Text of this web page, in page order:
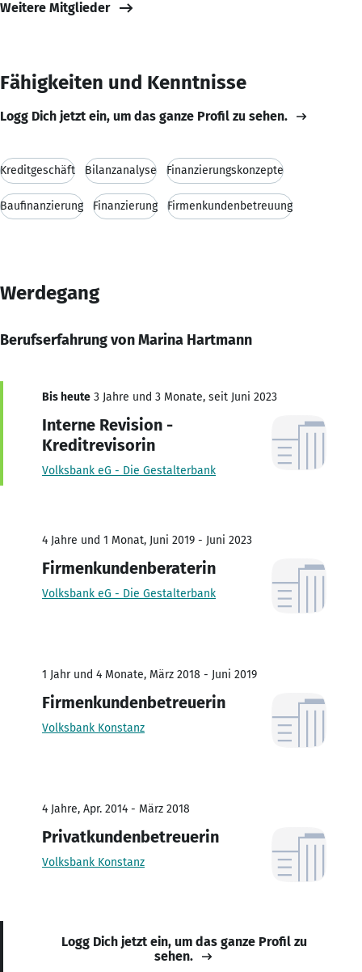
Weitere Mitglieder
Fähigkeiten und Kenntnisse
Logg Dich jetzt ein, um das ganze Profil zu sehen.
Kreditgeschäft Bilanzanalyse Finanzierungskonzepte
Baufinanzierung Finanzierung Firmenkundenbetreuung
Werdegang
Berufserfahrung von Marina Hartmann
Bis heute 3 Jahre und 3 Monate, seit Juni 2023
Interne Revision -
Kreditrevisorin
Volksbank eG - Die Gestalterbank
4 Jahre und 1 Monat, Juni 2019 - Juni 2023
Firmenkundenberaterin
Volksbank eG - Die Gestalterbank
1 Jahr und 4 Monate, März 2018 - Juni 2019
Firmenkundenbetreuerin
Volksbank Konstanz
4 Jahre, Apr. 2014 - März 2018
Privatkundenbetreuerin
Volksbank Konstanz
Logg Dich jetzt ein, um das ganze Profil zu
sehen.